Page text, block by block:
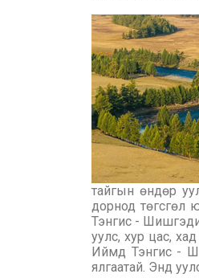
тайгын өндөр
дорнод төгсгөл
Тэнгис -
уулс, хур цас,
Иймд Тэнгис -
ялгаатай. Энд